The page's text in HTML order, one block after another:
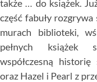
także … do książek.
część fabuły
murach biblioteki,
pełnych książek
współczesną
oraz Hazel i Pearl z